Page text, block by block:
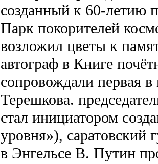
созданный к 60-летию
Парк покорителей
возложил цветы к
автограф в Книге
сопровождали первая
Терешкова.
стал инициатором
уровня»), саратовский
в Энгельсе В. Путин